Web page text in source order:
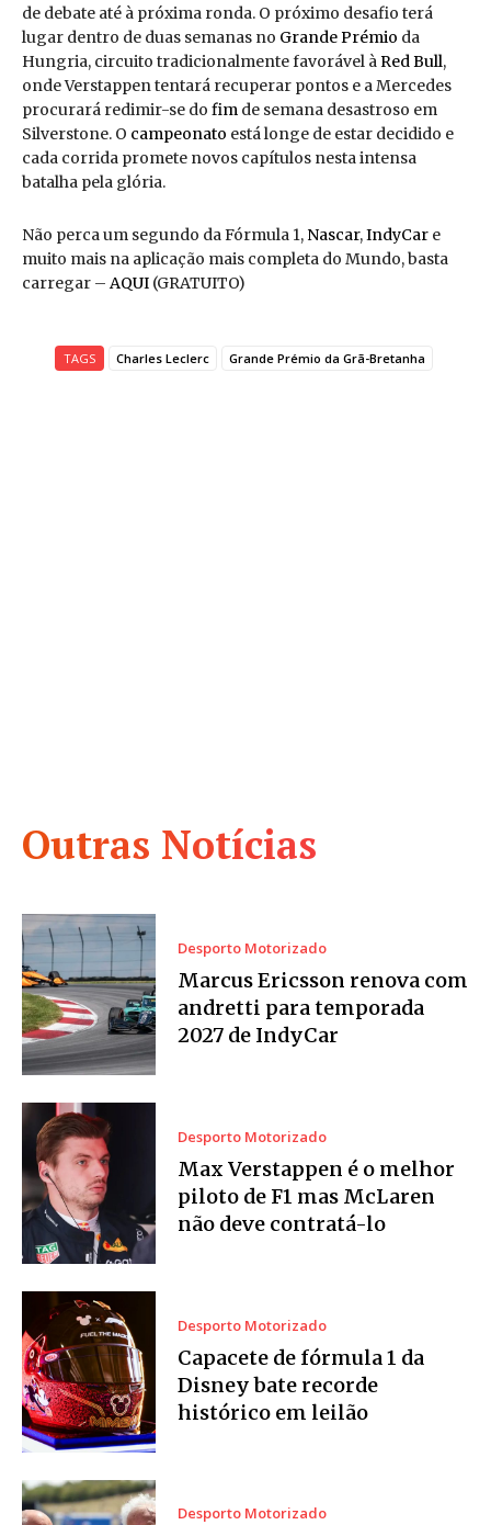
Outras Notícias
Desporto Motorizado
Marcus Ericsson renova com
andretti para temporada
2027 de IndyCar
Desporto Motorizado
Max Verstappen é o melhor
piloto de F1 mas McLaren
não deve contratá-lo
Desporto Motorizado
Capacete de fórmula 1 da
Disney bate recorde
histórico em leilão
Desporto Motorizado
de debate até à próxima ronda. O próximo desafio terá
lugar dentro de duas semanas no Grande Prémio da
Hungria, circuito tradicionalmente favorável àRed Bull,
onde Verstappen tentará recuperar pontos e a Mercedes
procurará redimir-se do fim de semana desastroso em
Silverstone. O campeonato está longe de estar decidido e
cada corrida promete novos capítulos nesta intensa
batalha pela glória.
Não perca um segundo da Fórmula 1, Nascar,IndyCar e
muito mais na aplicação mais completa do Mundo, basta
carregar – AQUI (GRATUITO)
TAGS Charles Leclerc Grande Prémio da Grã-Bretanha